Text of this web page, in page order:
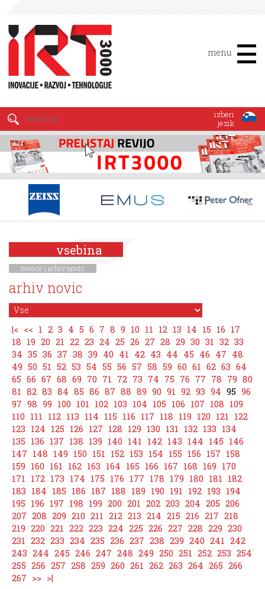
menu
izberi
jezik
vsebina
novice | arhiv novic
arhiv novic
|< << 1 2 3 4 5 6 7 8 9 10 11 12 13 14 15 16 17
18 19 20 21 22 23 24 25 26 27 28 29 30 31 32 33
34 35 36 37 38 39 40 41 42 43 44 45 46 47 48
49 50 51 52 53 54 55 56 57 58 59 60 61 62 63 64
65 66 67 68 69 70 71 72 73 74 75 76 77 78 79 80
81 82 83 84 85 86 87 88 89 90 91 92 93 94 95 96
97 98 99 100 101 102 103 104 105 106 107 108 109
110 111 112 113 114 115 116 117 118 119 120 121 122
123 124 125 126 127 128 129 130 131 132 133 134
135 136 137 138 139 140 141 142 143 144 145 146
147 148 149 150 151 152 153 154 155 156 157 158
159 160 161 162 163 164 165 166 167 168 169 170
171 172 173 174 175 176 177 178 179 180 181 182
183 184 185 186 187 188 189 190 191 192 193 194
195 196 197 198 199 200 201 202 203 204 205 206
207 208 209 210 211 212 213 214 215 216 217 218
219 220 221 222 223 224 225 226 227 228 229 230
231 232 233 234 235 236 237 238 239 240 241 242
243 244 245 246 247 248 249 250 251 252 253 254
255 256 257 258 259 260 261 262 263 264 265 266
267 >> >|